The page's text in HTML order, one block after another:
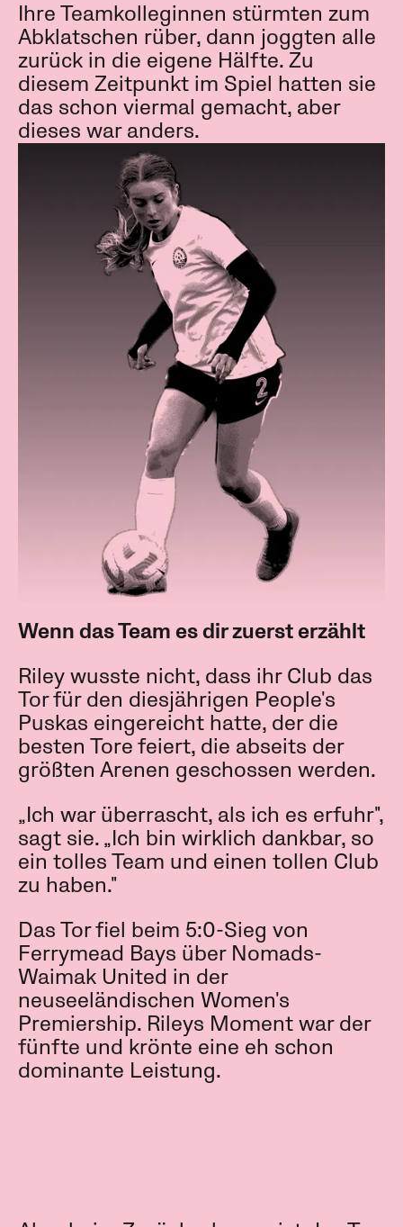
Ihre Teamkolleginnen stürmten zum
Abklatschen rüber, dann joggten alle
zurück in die eigene Hälfte. Zu
diesem Zeitpunkt im Spiel hatten sie
das schon viermal gemacht, aber
dieses war anders.
Wenn das Team es dir zuerst erzählt
Riley wusste nicht, dass ihr Club das
Tor für den diesjährigen People's
Puskas eingereicht hatte, der die
besten Tore feiert, die abseits der
größten Arenen geschossen werden.
„Ich war überrascht, als ich es erfuhr",
sagt sie. „Ich bin wirklich dankbar, so
ein tolles Team und einen tollen Club
zu haben."
Das Tor fiel beim 5:0-Sieg von
Ferrymead Bays über Nomads-
Waimak United in der
neuseeländischen Women's
Premiership. Rileys Moment war der
fünfte und krönte eine eh schon
dominante Leistung.